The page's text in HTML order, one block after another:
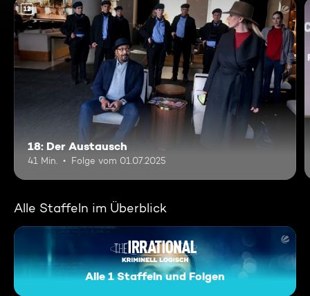
12
18: Der Austausch
41 Min. Folge vom 01.07.2025
Alle Staffeln im Überblick
The Irrational - Kriminell
Alle 1 Staffeln und Folgen